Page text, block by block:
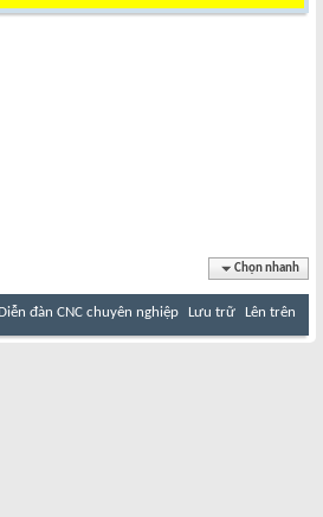
Chọn nhanh
đàn CNC chuyên nghiệp Lưu trữ Lên trên